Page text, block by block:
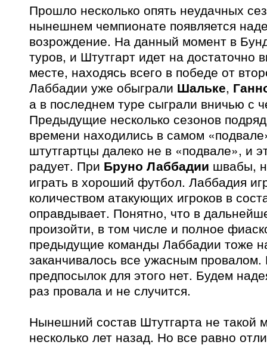
Прошло несколько опять неудачных
нынешнем чемпионате появляется
возрождение. На данный момент в
туров, и Штутгарт идет на достаточно
месте, находясь всего в победе от
Лаббадии уже обыграли Шальке,
а в последнем туре сыграли вничью с
Предыдущие несколько сезонов
времени находились в самом
штутгартцы далеко не в «подвале», и
радует. При Бруно Лаббадии швабы,
играть в хороший футбол. Лаббадия
количеством атакующих игроков в
оправдывает. Понятно, что в
произойти, в том числе и полное
предыдущие команды Лаббадии тоже
заканчивалось все ужасным провалом.
предпосылок для этого нет. Будем
раз провала и не случится.
Нынешний состав Штутгарта не такой
несколько лет назад. Но все равно